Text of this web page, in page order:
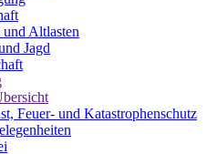
Altlasten
Jagd
Feuer- und Katastrophenschutz